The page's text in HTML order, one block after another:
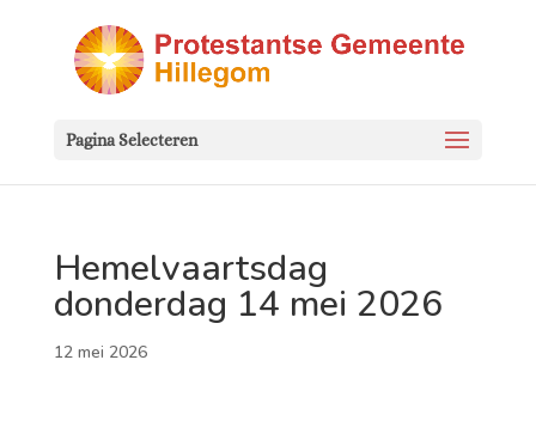
Pagina Selecteren
Hemelvaartsdag
donderdag 14 mei 2026
12 mei 2026